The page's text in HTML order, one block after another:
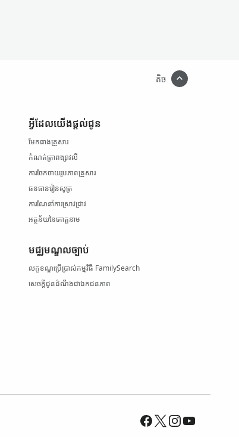
តិច
អ្វី​ដែល​យើង​ផ្ដល់ជូន
មែកធាង​គ្រួសារ
កំណត់ត្រា​ពង្សាវលី
ការចែកចាយ​រូបភាព​គ្រួសារ
ធនធាន​រៀនសូត្រ
ការណែនាំ​ការស្រាវជ្រាវ
អត្ថន័យ​នៃ​គោត្តនាម
មជ្ឈមណ្ឌល​ច្បាប់
លក្ខខណ្ឌ​ប្រើប្រាស់​កម្មវិធី FamilySearch
សេចក្តីជូនដំណឹង​ជា​ឯកជនភាព